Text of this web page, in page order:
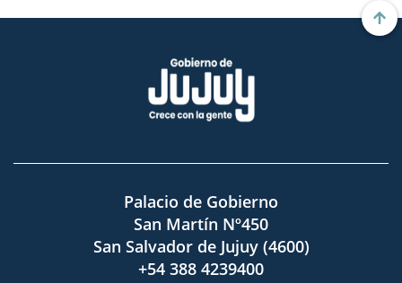
Palacio de Gobierno
San Martín Nº450
San Salvador de Jujuy (4600)
+54 388 4239400